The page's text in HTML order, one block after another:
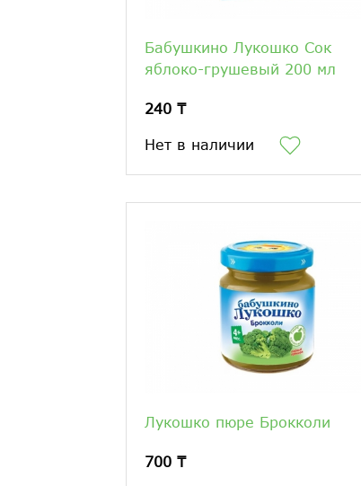
Бабушкино Лукошко Сок
яблоко-грушевый 200 мл
240 ₸
Нет в наличии
Лукошко пюре Брокколи
700 ₸